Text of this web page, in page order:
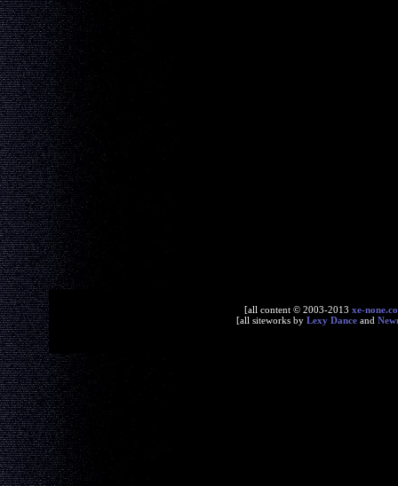
[all content © 2003-2013 xe-
[all siteworks by Lexy Danceand